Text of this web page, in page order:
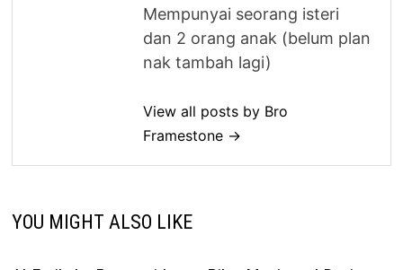
Mempunyai seorang isteri
dan 2 orang anak (belum plan
nak tambah lagi)
View all posts by Bro
Framestone →
YOU MIGHT ALSO LIKE